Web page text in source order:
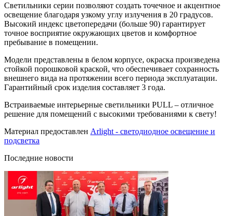
Светильники серии позволяют создать точечное и акцентное
освещение благодаря узкому углу излучения в 20 градусов.
Высокий индекс цветопередачи (больше 90) гарантирует
точное восприятие окружающих цветов и комфортное
пребывание в помещении.
Модели представлены в белом корпусе, окраска произведена
стойкой порошковой краской, что обеспечивает сохранность
внешнего вида на протяжении всего периода эксплуатации.
Гарантийный срок изделия составляет 3 года.
Встраиваемые интерьерные светильники PULL – отличное
решение для помещений с высокими требованиями к свету!
Материал предоставлен Arlight - светодиодное освещение и
подсветка
Последние новости